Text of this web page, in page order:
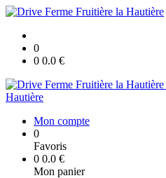
0
0 0.0 €
Hautière
Mon compte
0
Favoris
0 0.0 €
Mon panier